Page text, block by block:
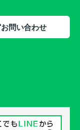
お問い合わせ